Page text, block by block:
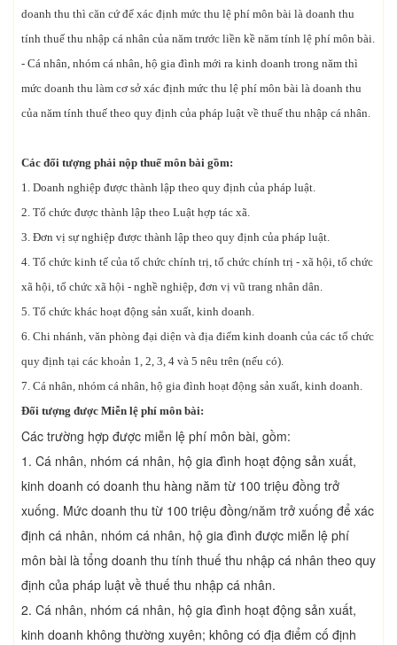
doanh thu thì căn cứ để xác định mức thu lệ phí môn bài là doanh thu
tính thuế thu nhập cá nhân của năm trước liền kề năm tính lệ phí môn bài.
- Cá nhân, nhóm cá nhân, hộ gia đình mới ra kinh doanh trong năm thì
mức doanh thu làm cơ sở xác định mức thu lệ phí môn bài là doanh thu
của năm tính thuế theo quy định của pháp luật về thuế thu nhập cá nhân.
Các đối tượng phải nộp thuế môn bài gồm:
1. Doanh nghiệp được thành lập theo quy định của pháp luật.
2. Tổ chức được thành lập theo Luật hợp tác xã.
3. Đơn vị sự nghiệp được thành lập theo quy định của pháp luật.
4. Tổ chức kinh tế của tổ chức chính trị, tổ chức chính trị - xã hội, tổ chức
xã hội, tổ chức xã hội - nghề nghiệp, đơn vị vũ trang nhân dân.
5. Tổ chức khác hoạt động sản xuất, kinh doanh.
6. Chi nhánh, văn phòng đại diện và địa điểm kinh doanh của các tổ chức
quy định tại các khoản 1, 2, 3, 4 và 5 nêu trên (nếu có).
7. Cá nhân, nhóm cá nhân, hộ gia đình hoạt động sản xuất, kinh doanh.
Đối tượng được Miễn lệ phí môn bài:
Các trường hợp được miễn lệ phí môn bài, gồm:
1. Cá nhân, nhóm cá nhân, hộ gia đình hoạt động sản xuất,
kinh doanh có doanh thu hàng năm từ 100 triệu đồng trở
xuống. Mức doanh thu từ 100 triệu đồng/năm trở xuống để xác
định cá nhân, nhóm cá nhân, hộ gia đình được miễn lệ phí
môn bài là tổng doanh thu tính thuế thu nhập cá nhân theo quy
định của pháp luật về thuế thu nhập cá nhân.
2. Cá nhân, nhóm cá nhân, hộ gia đình hoạt động sản xuất,
kinh doanh không thường xuyên; không có địa điểm cố định